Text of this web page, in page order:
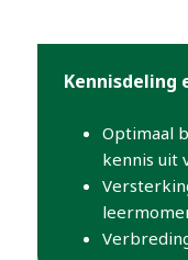
Kennisdeling
Optimaal
kennis uit